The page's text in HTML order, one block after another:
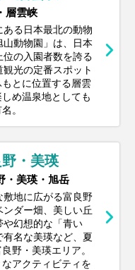
層雲峡
ある日本最北の動物
山動物園」は、日本
位の入園者数を誇る
観光の定番スポット
とに位置する層雲
め温泉地としても
。
・美瑛
・美瑛・旭岳
敷地に広がる富良野
ンダー畑、美しい丘
や幻想的な「青い
有名な美瑛など、夏
野・美瑛エリア。
アクティビティを